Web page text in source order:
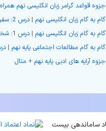
جزوه قواعد گرامر زبان انگلیسی نهم
گام به گام زبان انگلیسی نهم | درس 2: سفر (Travel...
گام به گام زبان انگلیسی نهم | درس 1: شخصیت (Pers...
گام به گام مطالعات اجتماعی پایه نهم | درس 1:
جزوه آرایه های ادبی پایه نهم + مثال